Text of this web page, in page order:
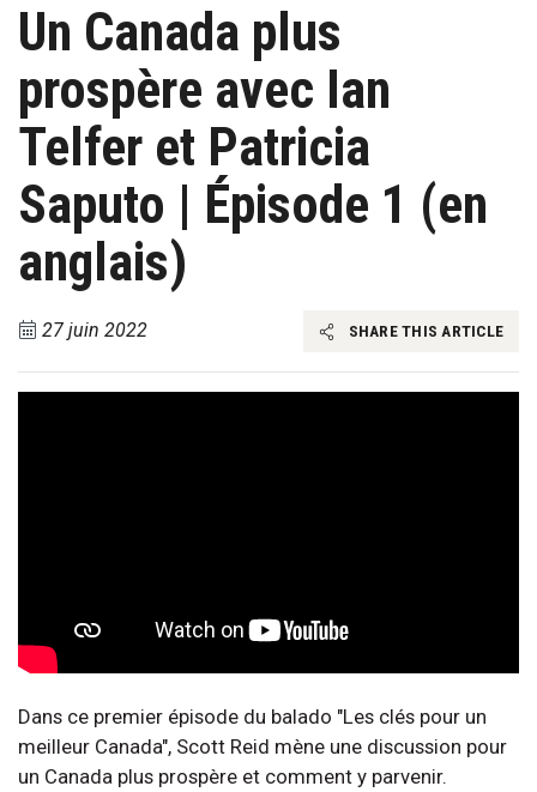
Un Canada plus
prospère avec Ian
Telfer et Patricia
Saputo | Épisode 1 (en
anglais)
27 juin 2022 SHARE THIS ARTICLE
Dans ce premier épisode du balado "Les clés pour un
meilleur Canada", Scott Reid mène une discussion pour
un Canada plus prospère et comment y parvenir.